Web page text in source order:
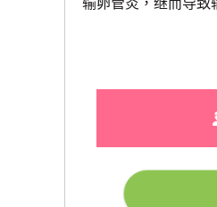
输卵管炎，继而导致